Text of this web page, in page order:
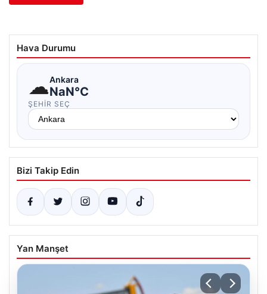
Hava Durumu
☁Ankara
NaN°C
ŞEHIR SEÇ
Bizi Takip Edin
Yan Manşet